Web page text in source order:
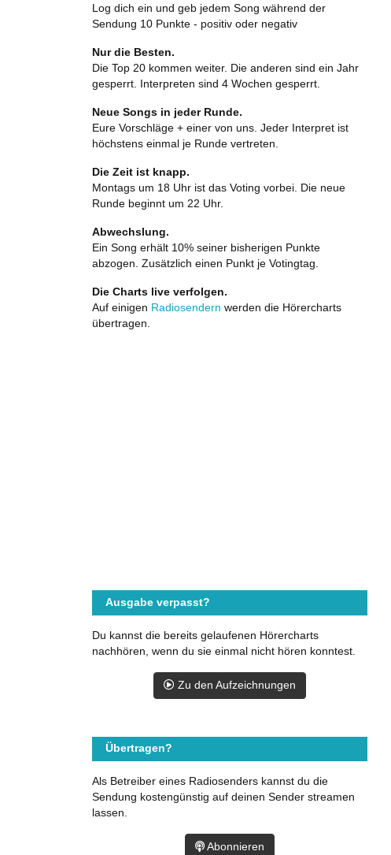
Log dich ein und geb jedem Song während der
Sendung 10 Punkte - positiv oder negativ
Nur die Besten.
Die Top 20 kommen weiter. Die anderen sind ein Jahr
gesperrt. Interpreten sind 4 Wochen gesperrt.
Neue Songs in jeder Runde.
Eure Vorschläge + einer von uns. Jeder Interpret ist
höchstens einmal je Runde vertreten.
Die Zeit ist knapp.
Montags um 18 Uhr ist das Voting vorbei. Die neue
Runde beginnt um 22 Uhr.
Abwechslung.
Ein Song erhält 10% seiner bisherigen Punkte
abzogen. Zusätzlich einen Punkt je Votingtag.
Die Charts live verfolgen.
Auf einigen Radiosendern werden die Hörercharts
übertragen.
Ausgabe verpasst?
Du kannst die bereits gelaufenen Hörercharts
nachhören, wenn du sie einmal nicht hören konntest.
Zu den Aufzeichnungen
Übertragen?
Als Betreiber eines Radiosenders kannst du die
Sendung kostengünstig auf deinen Sender streamen
lassen.
Abonnieren